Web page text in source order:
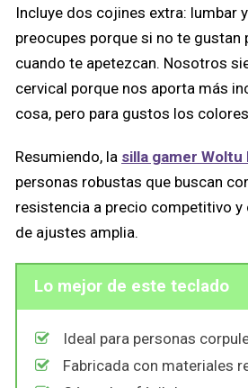
Incluye dos cojines extra: lumbar
preocupes porque si no te gustan
cuando te apetezcan. Nosotros
cervical porque nos aporta más
cosa, pero para gustos los
Resumiendo, la silla gamer Woltu
personas robustas que buscan
resistencia a precio competitivo y
de ajustes amplia.
Lo mejor de este teclado
Ideal para personas
Fabricada con materiales